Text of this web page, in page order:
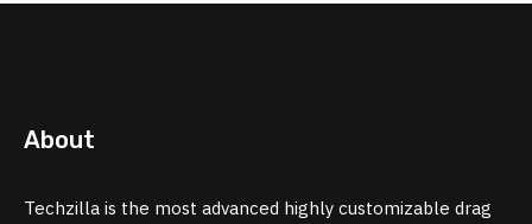
About
Techzilla is the most advanced highly customizable drag